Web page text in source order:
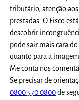
tributário, atenção
prestadas. O Fisco
descobrir
pode sair mais cara
quanto para a imagem
Me conta nos
Se precisar de
0800 570 0800de